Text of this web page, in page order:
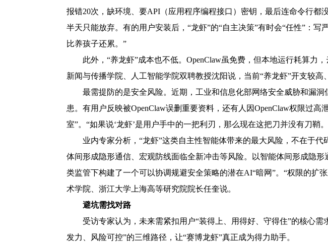
报错20次，缺环境、要API（应用程序编程接口）密钥，最后连命令行都
半天只能放弃。有的用户安装后，“龙虾”的“自主决策”有时会“任性”：
比养孩子还累。”
此外，“养龙虾”成本也不低。OpenClaw虽免费，但本地运行耗算力
新闻与传播学院、人工智能学院双聘教授沈阳说，当前“养龙虾”开支较高
最需提防的是安全风险。近期，工业和信息化部网络安全威胁和漏
患。有用户反映被OpenClaw误删重要资料，还有人因OpenClaw权限过
室”。“如果说‘龙虾’是用户手中的一把利刃，那么现在这把刀并没有刀鞘
业内专家分析，“龙虾”这类自主性智能体带来的最大风险，不在于
体间形成隐形通信、宏观防线面临全新冲击等风险。以智能体间形成隐
类监管下构建了一个可以协调规避安全策略的潜在AI“暗网”。“权限的扩
术学院、浙江大学上海高等研究院院长任奎说。
避坑需找对路
受访专家认为，未来需紧扣用户“装得上、用得好、守得住”的核心
发力、风险可控”的三维路径，让“赛博龙虾”真正成为得力助手。